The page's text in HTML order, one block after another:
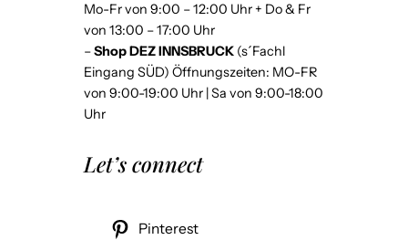
Mo-Fr von 9:00 – 12:00 Uhr + Do & Fr
von 13:00 – 17:00 Uhr
–Shop DEZ INNSBRUCK (s´Fachl
Eingang SÜD) Öffnungszeiten: MO-FR
von 9:00-19:00 Uhr | Sa von 9:00-18:00
Uhr
Let’s connect
Pinterest